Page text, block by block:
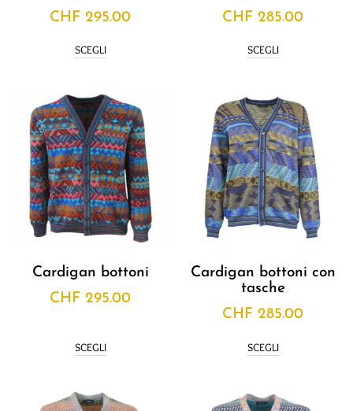
CHF 295.00
SCEGLI
CHF 285.00
SCEGLI
Cardigan bottoni
CHF 295.00
SCEGLI
Cardigan bottoni con
tasche
CHF 285.00
SCEGLI